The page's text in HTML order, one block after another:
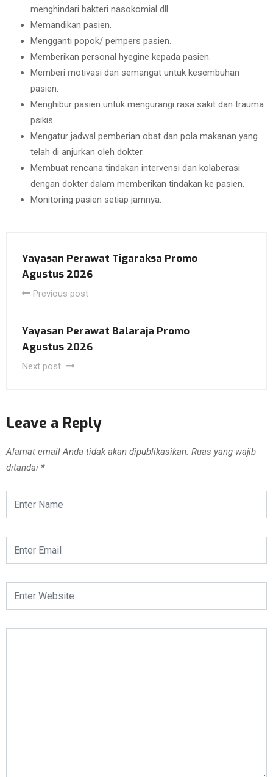
menghindari bakteri nasokomial dll.
Memandikan pasien.
Mengganti popok/ pempers pasien.
Memberikan personal hyegine kepada pasien.
Memberi motivasi dan semangat untuk kesembuhan
pasien.
Menghibur pasien untuk mengurangi rasa sakit dan trauma
psikis.
Mengatur jadwal pemberian obat dan pola makanan yang
telah di anjurkan oleh dokter.
Membuat rencana tindakan intervensi dan kolaberasi
dengan dokter dalam memberikan tindakan ke pasien.
Monitoring pasien setiap jamnya.
Yayasan Perawat Tigaraksa Promo
Agustus 2026
Previous post
Yayasan Perawat Balaraja Promo
Agustus 2026
Next post
Leave a Reply
Alamat email Anda tidak akan dipublikasikan. Ruas yang wajib
ditandai *